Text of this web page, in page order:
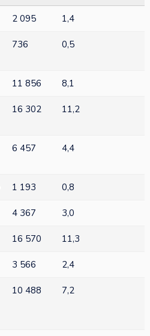
2 095 1,4
736 0,5
11 856 8,1
16 302 11,2
6 457 4,4
1 193 0,8
4 367 3,0
16 570 11,3
3 566 2,4
10 488 7,2